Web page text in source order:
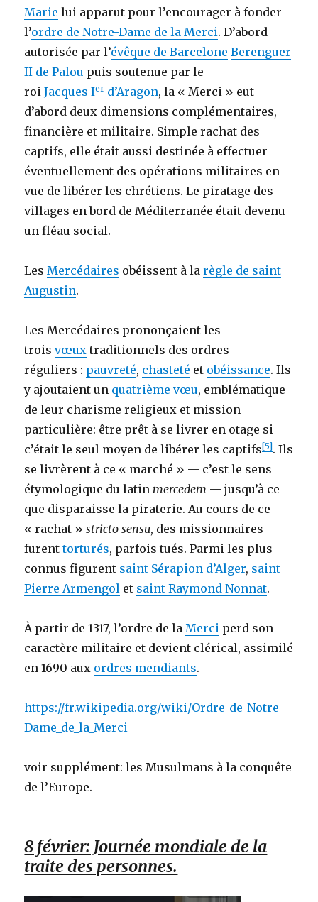
Marie lui apparut pour l’encourager à fonder
l’ordre de Notre-Dame de la Merci. D’abord
autorisée par l’évêque de Barcelone Berenguer
II de Palou puis soutenue par le
roiJacques Ier d’Aragon, la « Merci » eut
d’abord deux dimensions complémentaires,
financière et militaire. Simple rachat des
captifs, elle était aussi destinée à effectuer
éventuellement des opérations militaires en
vue de libérer les chrétiens. Le piratage des
villages en bord de Méditerranée était devenu
un fléau social.
Les Mercédaires obéissent à larègle de saint
Augustin.
Les Mercédaires prononçaient les
troisvœux traditionnels des ordres
réguliers : pauvreté, chasteté et obéissance. Ils
y ajoutaient un quatrième vœu, emblématique
de leur charisme religieux et mission
particulière: être prêt à se livrer en otage si
c’était le seul moyen de libérer les captifs[5]. Ils
se livrèrent à ce « marché » — c’est le sens
étymologique du latin mercedem — jusqu’à ce
que disparaisse la piraterie. Au cours de ce
« rachat »stricto sensu, des missionnaires
furenttorturés, parfois tués. Parmi les plus
connus figurent saint Sérapion d’Alger, saint
Pierre Armengol et saint Raymond Nonnat.
À partir de 1317, l’ordre de la Merci perd son
caractère militaire et devient clérical, assimilé
en 1690 aux ordres mendiants.
https://fr.wikipedia.org/wiki/Ordre_de_Notre-
Dame_de_la_Merci
voir supplément: les Musulmans à la conquête
de l’Europe.
8 février: Journée mondiale de la
traite des personnes.